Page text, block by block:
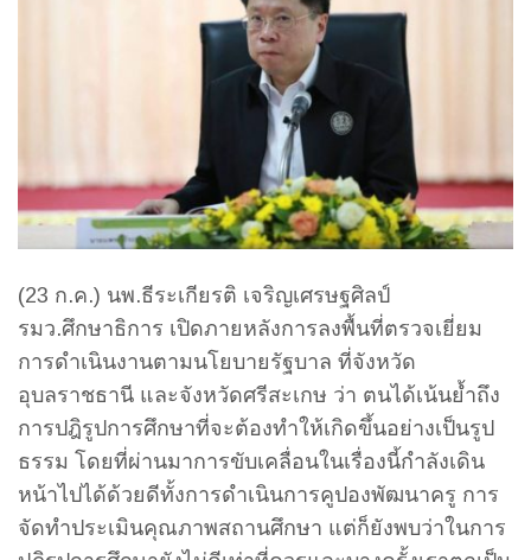
(23 ก.ค.) นพ.ธีระเกียรติ เจริญเศรษฐศิลป์
รมว.ศึกษาธิการ เปิดภายหลังการลงพื้นที่ตรวจเยี่ยม
การดำเนินงานตามนโยบายรัฐบาล ที่จังหวัด
อุบลราชธานี และจังหวัดศรีสะเกษ ว่า ตนได้เน้นย้ำถึง
การปฎิรูปการศึกษาที่จะต้องทำให้เกิดขึ้นอย่างเป็นรูป
ธรรม โดยที่ผ่านมาการขับเคลื่อนในเรื่องนี้กำลังเดิน
หน้าไปได้ด้วยดีทั้งการดำเนินการคูปองพัฒนาครู การ
จัดทำประเมินคุณภาพสถานศึกษา แต่ก็ยังพบว่าในการ